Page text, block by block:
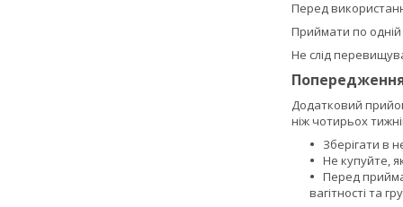
Перед
Приймати по одній
Не слід
Додатковий
ніж чотирьох
Зберігати в
Не купуйте,
Перед
вагітності та